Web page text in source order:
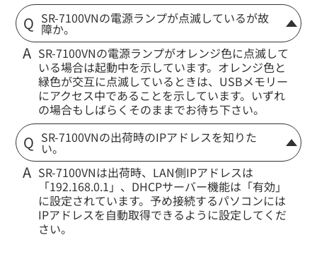
SR-7100VNの電源ランプが点滅しているが故
障か。
SR-7100VNの電源ランプがオレンジ色に点滅して
いる場合は起動中を示しています。オレンジ色と
緑色が交互に点滅しているときは、USBメモリー
にアクセス中であることを示しています。いずれ
の場合もしばらくそのままでお待ち下さい。
SR-7100VNの出荷時のIPアドレスを知りた
い。
SR-7100VNは出荷時、LAN側IPアドレスは
「192.168.0.1」、DHCPサーバー機能は「有効」
に設定されています。予め接続するパソコンには
IPアドレスを自動取得できるように設定してくだ
さい。